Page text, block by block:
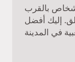
بالقرب
إليك أفضل